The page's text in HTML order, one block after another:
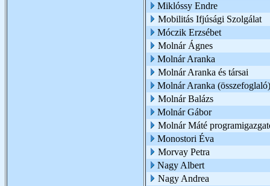
Miklóssy Endre
Mobilitás Ifjúsági Szolgálat
Móczik Erzsébet
Molnár Ágnes
Molnár Aranka
Molnár Aranka és társai
Molnár Aranka (összefoglaló)
Molnár Balázs
Molnár Gábor
Molnár Máté
Monostori Éva
Morvay Petra
Nagy Albert
Nagy Andrea